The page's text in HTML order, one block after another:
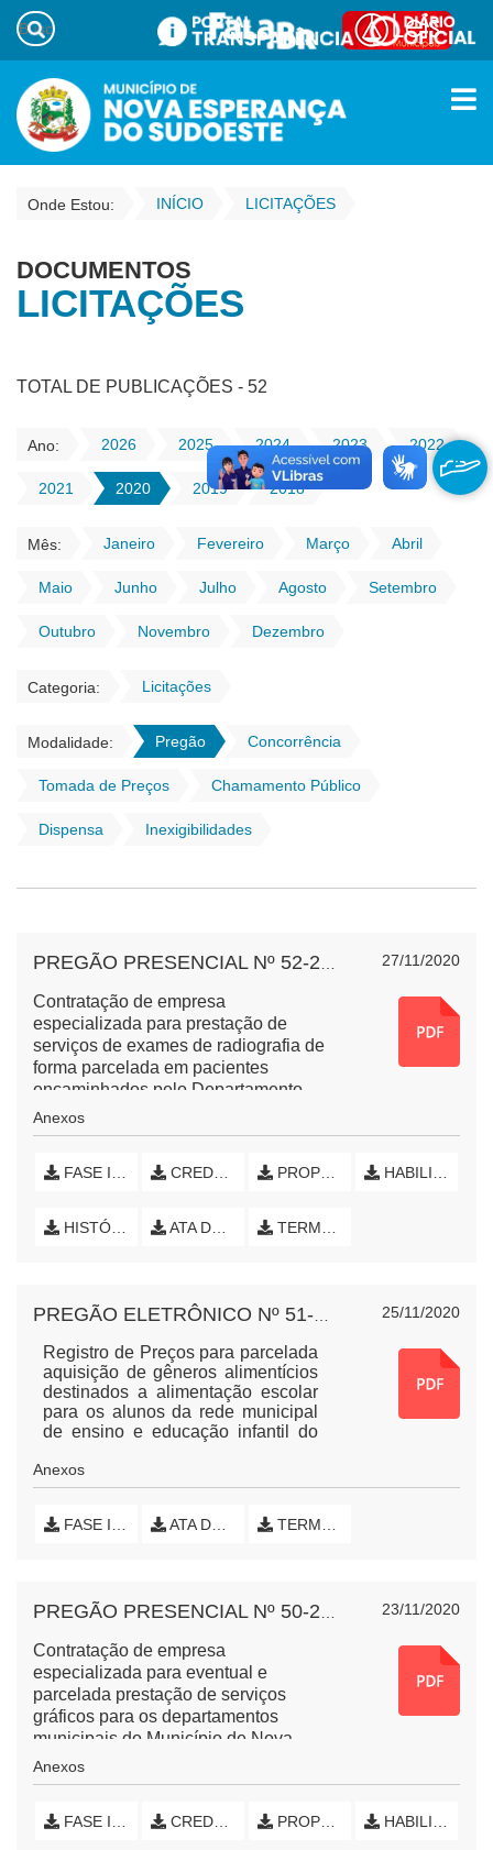
Onde Estou: INÍCIO LICITAÇÕES
DOCUMENTOS
LICITAÇÕES
TOTAL DE PUBLICAÇÕES - 52
Ano: 2026 2025 2024 2023 2022
2021 2020 2019 2018
Mês: Janeiro Fevereiro Março Abril
Maio Junho Julho Agosto Setembro
Outubro Novembro Dezembro
Categoria: Licitações
Modalidade: Pregão Concorrência
Tomada de Preços Chamamento Público
Dispensa Inexigibilidades
27/11/2020
Contratação de empresa
especializada para prestação de
serviços de exames de radiografia de
forma parcelada em pacientes
encaminhados pelo Departamento
Municipal de Saúde do Município de
Nova Esperança do Sudoeste, PR.
Anexos
FASE INTERNA (INICIAL) CREDENCIAMENTO PROPOSTA DE PREÇOS HABILITAÇÃO
HISTÓRICO DE LANCES ATA DE SESSÃO PÚBLICA TERMO DE HOMOLOGAÇÃO E EXTRATO DE CONTRATO
25/11/2020
Registro de Preços para parcelada
aquisição de gêneros alimentícios
destinados a alimentação escolar
para os alunos da rede municipal
de ensino e educação infantil do
Sudoeste, Estado do Paraná.
Anexos
FASE INTERNA (INICIAL) ATA DE SESSÃO PÚBLICA TERMO DE HOMOLOGAÇÃO E EXTRATO DE ATA
23/11/2020
Contratação de empresa
especializada para eventual e
parcelada prestação de serviços
gráficos para os departamentos
municipais do Município de Nova
Esperança do Sudoeste, Estado do
Paraná.
Anexos
FASE INTERNA (INICIAL) CREDENCIAMENTO PROPOSTA DE PREÇOS HABILITAÇÃO